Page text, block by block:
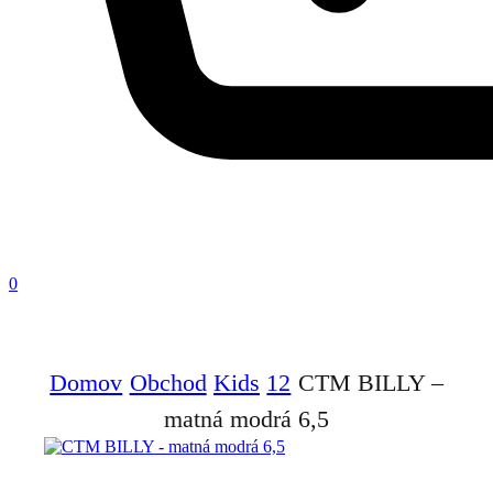
0
Domov Obchod Kids 12 CTM BILLY –
matná modrá 6,5